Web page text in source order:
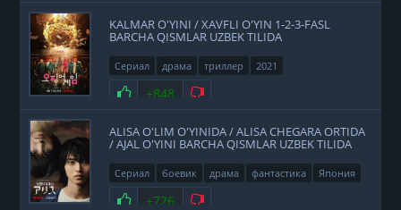
KALMAR O'YINI / XAVFLI O'YIN 1-2-3-FASL
BARCHA QISMLAR UZBEK TILIDA
Сериал драма триллер 2021
Нравится
+848 Не нравится
ALISA O'LIM O'YINIDA / ALISA CHEGARA ORTIDA
/ AJAL O'YINI BARCHA QISMLAR UZBEK TILIDA
Сериал боевик драма фантастика
Япония
2020
Нравится
+726 Не нравится